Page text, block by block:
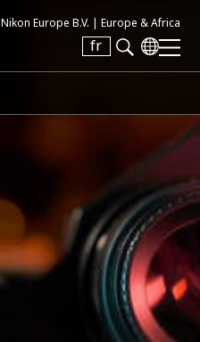
Nikon Europe B.V. | Europe & Africa
fr